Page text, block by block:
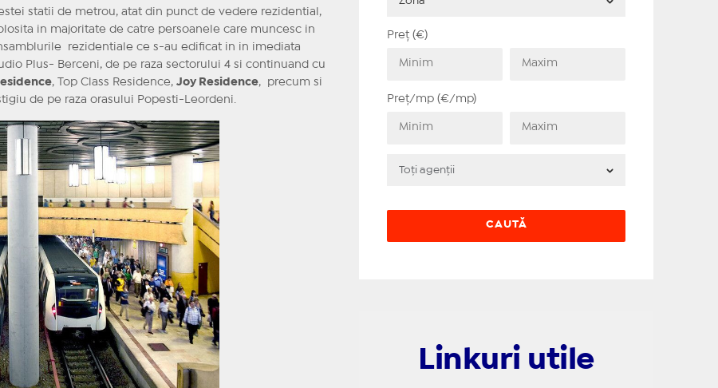
statii de metrou, atat din punct de vedere rezidential,
in majoritate de catre persoanele care muncesc in
rezidentiale ce s-au edificat in in imediata
Plus- Berceni, de pe raza sectorului 4 si continuand cu
, Top Class Residence, Joy Residence, precum si
de pe raza orasului Popesti-Leordeni.
Preț (€)
Preț/mp (€/mp)
Linkuri utile